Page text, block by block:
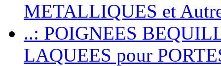
METALLIQUES et
..: POIGNEES
LAQUEES pour